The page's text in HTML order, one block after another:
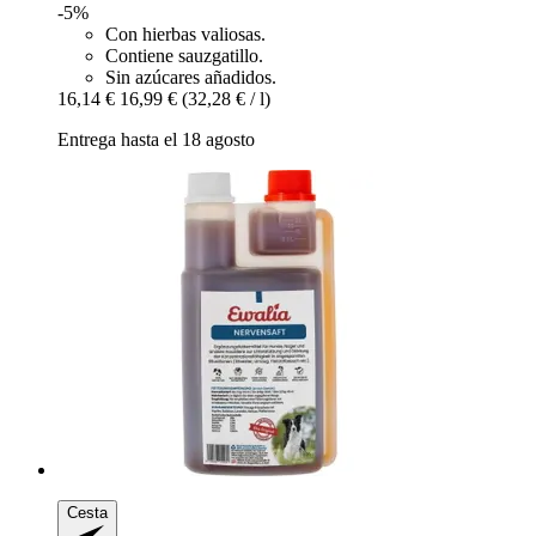
-5%
Con hierbas valiosas.
Contiene sauzgatillo.
Sin azúcares añadidos.
16,14 € 16,99 € (32,28 € / l)
Entrega hasta el 18 agosto
Cesta